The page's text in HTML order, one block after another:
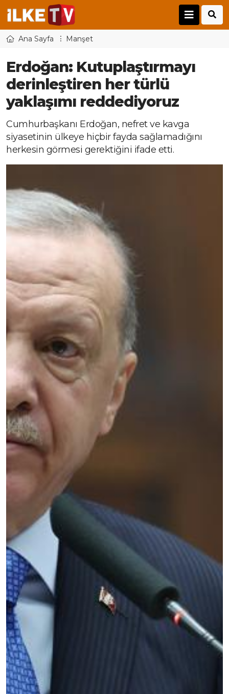
Ana Sayfa Manşet
Erdoğan: Kutuplaştırmayı
derinleştiren her türlü
yaklaşımı reddediyoruz
Cumhurbaşkanı Erdoğan, nefret ve kavga
siyasetinin ülkeye hiçbir fayda sağlamadığını
herkesin görmesi gerektiğini ifade etti.